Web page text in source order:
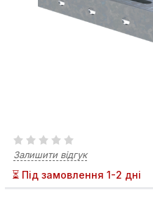
Залишити відгук
⏳ Під замовлення 1-2 дні